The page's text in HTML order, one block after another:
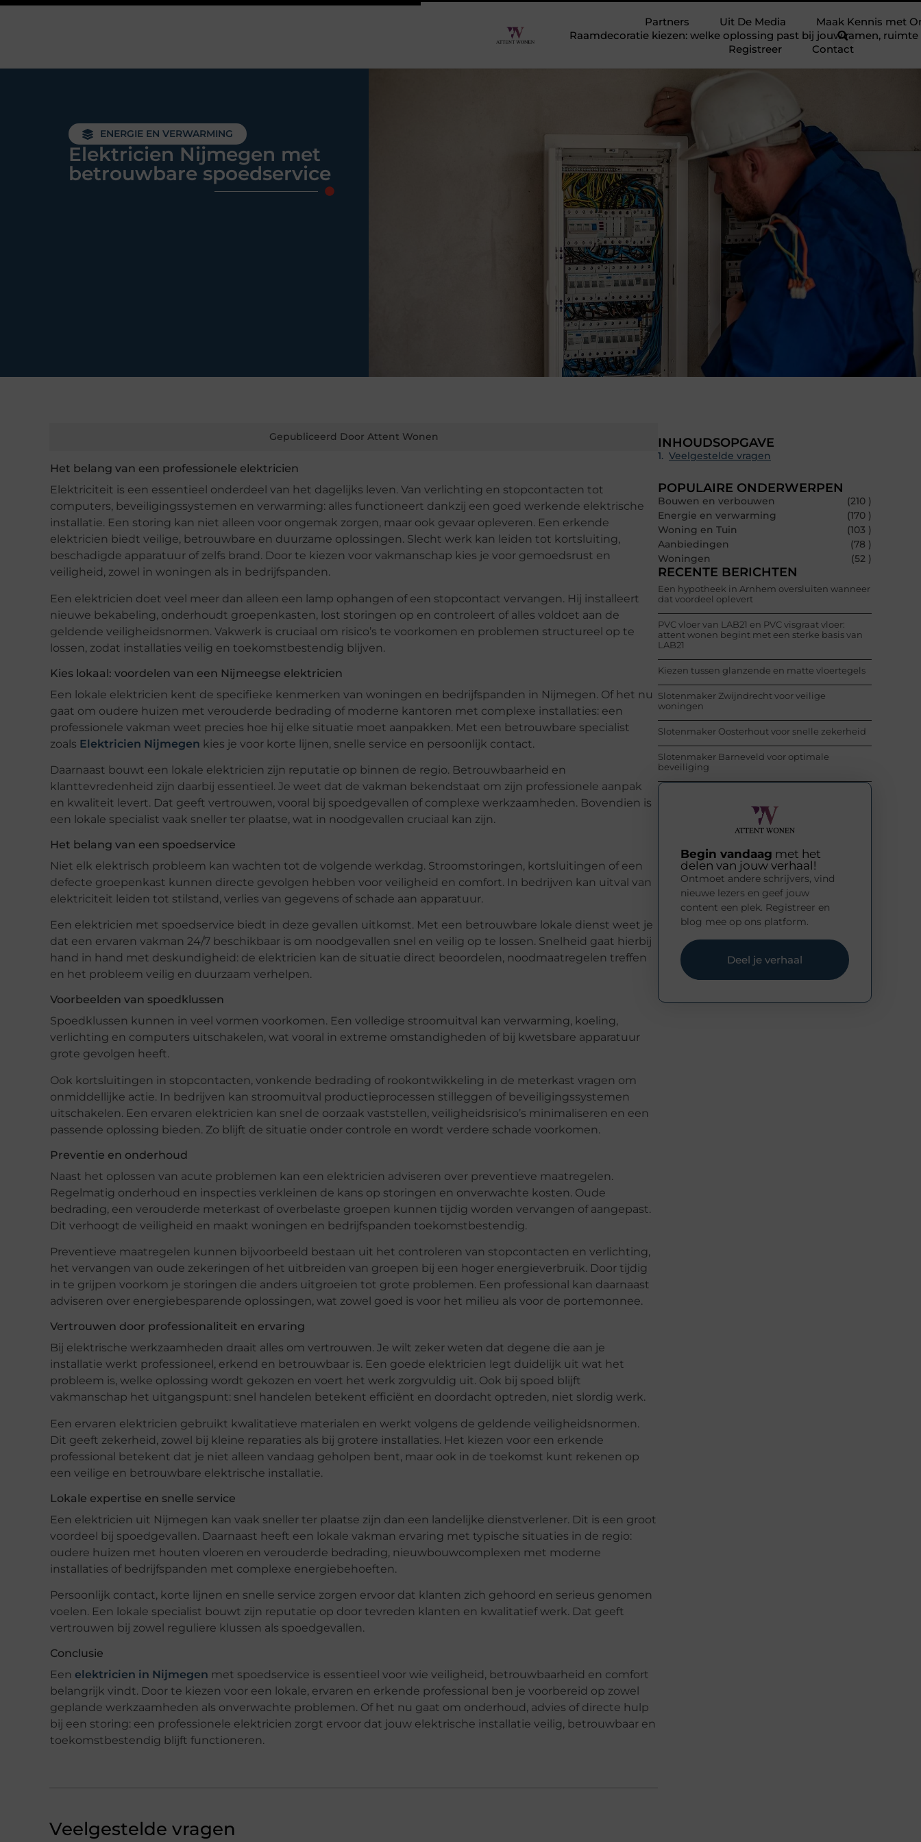
Partners Uit De Media
Maak Kennis met
Raamdecoratie kiezen: welke oplossing past bij jouw ramen,
Registreer
Contact
ENERGIE EN VERWARMING
Elektricien Nijmegen met
betrouwbare spoedservice
Gepubliceerd Door Attent Wonen
Het belang van een professionele elektricien
Elektriciteit is een essentieel onderdeel van het dagelijks leven. Van verlichting en stopcontacten tot
computers, beveiligingssystemen en verwarming: alles functioneert dankzij een goed werkende elektrische
installatie. Een storing kan niet alleen voor ongemak zorgen, maar ook gevaar opleveren. Een erkende
elektricien biedt veilige, betrouwbare en duurzame oplossingen. Slecht werk kan leiden tot kortsluiting,
beschadigde apparatuur of zelfs brand. Door te kiezen voor vakmanschap kies je voor gemoedsrust en
veiligheid, zowel in woningen als in bedrijfspanden.
Een elektricien doet veel meer dan alleen een lamp ophangen of een stopcontact vervangen. Hij installeert
nieuwe bekabeling, onderhoudt groepenkasten, lost storingen op en controleert of alles voldoet aan de
geldende veiligheidsnormen. Vakwerk is cruciaal om risico’s te voorkomen en problemen structureel op te
lossen, zodat installaties veilig en toekomstbestendig blijven.
Kies lokaal: voordelen van een Nijmeegse elektricien
Een lokale elektricien kent de specifieke kenmerken van woningen en bedrijfspanden in Nijmegen. Of het nu
gaat om oudere huizen met verouderde bedrading of moderne kantoren met complexe installaties: een
professionele vakman weet precies hoe hij elke situatie moet aanpakken. Met een betrouwbare specialist
zoals Elektricien Nijmegen kies je voor korte lijnen, snelle service en persoonlijk contact.
Daarnaast bouwt een lokale elektricien zijn reputatie op binnen de regio. Betrouwbaarheid en
klanttevredenheid zijn daarbij essentieel. Je weet dat de vakman bekendstaat om zijn professionele aanpak
en kwaliteit levert. Dat geeft vertrouwen, vooral bij spoedgevallen of complexe werkzaamheden. Bovendien is
een lokale specialist vaak sneller ter plaatse, wat in noodgevallen cruciaal kan zijn.
Het belang van een spoedservice
Niet elk elektrisch probleem kan wachten tot de volgende werkdag. Stroomstoringen, kortsluitingen of een
defecte groepenkast kunnen directe gevolgen hebben voor veiligheid en comfort. In bedrijven kan uitval van
elektriciteit leiden tot stilstand, verlies van gegevens of schade aan apparatuur.
Een elektricien met spoedservice biedt in deze gevallen uitkomst. Met een betrouwbare lokale dienst weet je
dat een ervaren vakman 24/7 beschikbaar is om noodgevallen snel en veilig op te lossen. Snelheid gaat hierbij
hand in hand met deskundigheid: de elektricien kan de situatie direct beoordelen, noodmaatregelen treffen
en het probleem veilig en duurzaam verhelpen.
Voorbeelden van spoedklussen
Spoedklussen kunnen in veel vormen voorkomen. Een volledige stroomuitval kan verwarming, koeling,
verlichting en computers uitschakelen, wat vooral in extreme omstandigheden of bij kwetsbare apparatuur
grote gevolgen heeft.
Ook kortsluitingen in stopcontacten, vonkende bedrading of rookontwikkeling in de meterkast vragen om
onmiddellijke actie. In bedrijven kan stroomuitval productieprocessen stilleggen of beveiligingssystemen
uitschakelen. Een ervaren elektricien kan snel de oorzaak vaststellen, veiligheidsrisico’s minimaliseren en een
passende oplossing bieden. Zo blijft de situatie onder controle en wordt verdere schade voorkomen.
Preventie en onderhoud
Naast het oplossen van acute problemen kan een elektricien adviseren over preventieve maatregelen.
Regelmatig onderhoud en inspecties verkleinen de kans op storingen en onverwachte kosten. Oude
bedrading, een verouderde meterkast of overbelaste groepen kunnen tijdig worden vervangen of aangepast.
Dit verhoogt de veiligheid en maakt woningen en bedrijfspanden toekomstbestendig.
Preventieve maatregelen kunnen bijvoorbeeld bestaan uit het controleren van stopcontacten en verlichting,
het vervangen van oude zekeringen of het uitbreiden van groepen bij een hoger energieverbruik. Door tijdig
in te grijpen voorkom je storingen die anders uitgroeien tot grote problemen. Een professional kan daarnaast
adviseren over energiebesparende oplossingen, wat zowel goed is voor het milieu als voor de portemonnee.
Vertrouwen door professionaliteit en ervaring
Bij elektrische werkzaamheden draait alles om vertrouwen. Je wilt zeker weten dat degene die aan je
installatie werkt professioneel, erkend en betrouwbaar is. Een goede elektricien legt duidelijk uit wat het
probleem is, welke oplossing wordt gekozen en voert het werk zorgvuldig uit. Ook bij spoed blijft
vakmanschap het uitgangspunt: snel handelen betekent efficiënt en doordacht optreden, niet slordig werk.
Een ervaren elektricien gebruikt kwalitatieve materialen en werkt volgens de geldende veiligheidsnormen.
Dit geeft zekerheid, zowel bij kleine reparaties als bij grotere installaties. Het kiezen voor een erkende
professional betekent dat je niet alleen vandaag geholpen bent, maar ook in de toekomst kunt rekenen op
een veilige en betrouwbare elektrische installatie.
Lokale expertise en snelle service
Een elektricien uit Nijmegen kan vaak sneller ter plaatse zijn dan een landelijke dienstverlener. Dit is een groot
voordeel bij spoedgevallen. Daarnaast heeft een lokale vakman ervaring met typische situaties in de regio:
oudere huizen met houten vloeren en verouderde bedrading, nieuwbouwcomplexen met moderne
installaties of bedrijfspanden met complexe energiebehoeften.
Persoonlijk contact, korte lijnen en snelle service zorgen ervoor dat klanten zich gehoord en serieus genomen
voelen. Een lokale specialist bouwt zijn reputatie op door tevreden klanten en kwalitatief werk. Dat geeft
vertrouwen bij zowel reguliere klussen als spoedgevallen.
Conclusie
Een elektricien in Nijmegen met spoedservice is essentieel voor wie veiligheid, betrouwbaarheid en comfort
belangrijk vindt. Door te kiezen voor een lokale, ervaren en erkende professional ben je voorbereid op zowel
geplande werkzaamheden als onverwachte problemen. Of het nu gaat om onderhoud, advies of directe hulp
bij een storing: een professionele elektricien zorgt ervoor dat jouw elektrische installatie veilig, betrouwbaar en
toekomstbestendig blijft functioneren.
Veelgestelde vragen
INHOUDSOPGAVE
Veelgestelde vragen
POPULAIRE ONDERWERPEN
Bouwen en verbouwen
(210 )
Energie en verwarming
(170 )
Woning en Tuin
(103 )
Aanbiedingen
(78 )
Woningen
(52 )
RECENTE BERICHTEN
Een hypotheek in Arnhem oversluiten wanneer
dat voordeel oplevert
PVC vloer van LAB21 en PVC visgraat vloer:
attent wonen begint met een sterke basis van
LAB21
Kiezen tussen glanzende en matte vloertegels
Slotenmaker Zwijndrecht voor veilige
woningen
Slotenmaker Oosterhout voor snelle zekerheid
Slotenmaker Barneveld voor optimale
beveiliging
Begin vandaag met het
delen van jouw verhaal!
Ontmoet andere schrijvers, vind
nieuwe lezers en geef jouw
content een plek. Registreer en
blog mee op ons platform.
Deel je verhaal